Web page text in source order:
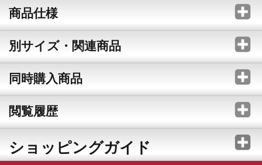
商品仕様
別サイズ・関連商品
同時購入商品
閲覧履歴
ショッピングガイド